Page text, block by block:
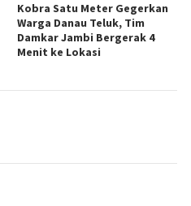
Kobra Satu Meter Gegerkan
Warga Danau Teluk, Tim
Damkar Jambi Bergerak 4
Menit ke Lokasi